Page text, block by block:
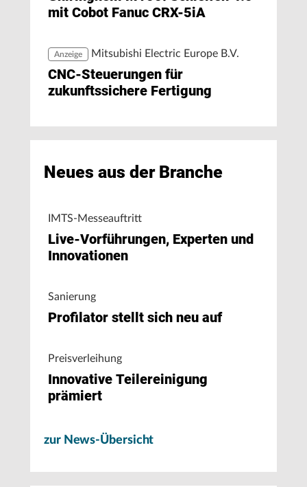
mit Cobot Fanuc CRX-5iA
Anzeige Mitsubishi Electric Europe B.V.
CNC-Steuerungen für
zukunftssichere Fertigung
Neues aus der Branche
IMTS-Messeauftritt
Live-Vorführungen, Experten und
Innovationen
Sanierung
Profilator stellt sich neu auf
Preisverleihung
Innovative Teilereinigung
prämiert
zur News-Übersicht